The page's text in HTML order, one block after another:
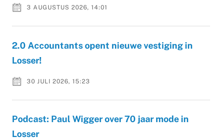
3 AUGUSTUS 2026, 14:01
2.0 Accountants opent nieuwe vestiging in
Losser!
30 JULI 2026, 15:23
Podcast: Paul Wigger over 70 jaar mode in
Losser